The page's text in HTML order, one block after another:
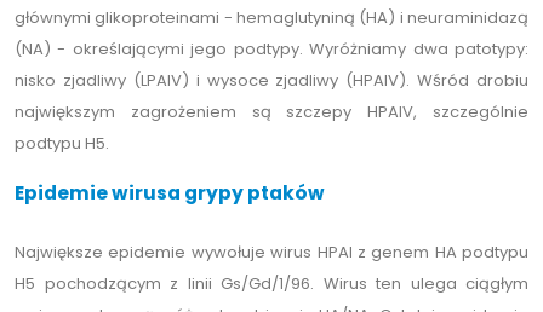
głównymi glikoproteinami - hemaglutyniną (HA) i neuraminidazą
(NA) - określającymi jego podtypy. Wyróżniamy dwa patotypy:
nisko zjadliwy (LPAIV) i wysoce zjadliwy (HPAIV). Wśród drobiu
największym zagrożeniem są szczepy HPAIV, szczególnie
podtypu H5.
Epidemie wirusa grypy ptaków
Największe epidemie wywołuje wirus HPAI z genem HA podtypu
H5 pochodzącym z linii Gs/Gd/1/96. Wirus ten ulega ciągłym